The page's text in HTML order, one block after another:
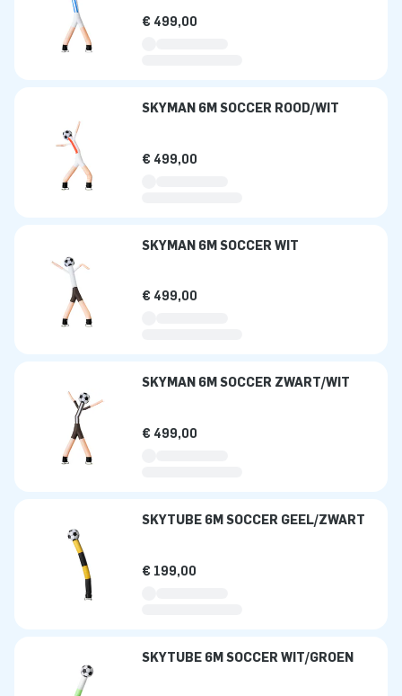
€ 499,00
SKYMAN 6M SOCCER ROOD/WIT
€ 499,00
SKYMAN 6M SOCCER WIT
€ 499,00
SKYMAN 6M SOCCER ZWART/WIT
€ 499,00
SKYTUBE 6M SOCCER GEEL/ZWART
€ 199,00
SKYTUBE 6M SOCCER WIT/GROEN